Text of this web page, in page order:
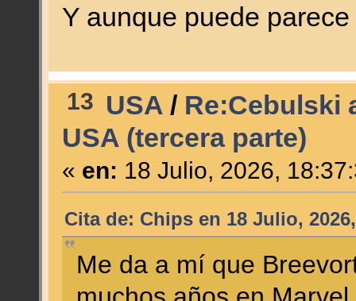
Y aunque puede
13 USA / Re:Cebulski
USA (tercera parte)
« en: 18 Julio, 2026,
Cita de: Chips en 18 Julio,
Me da a mí que